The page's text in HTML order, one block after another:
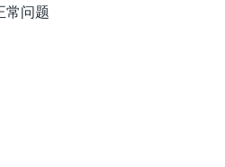
常问题